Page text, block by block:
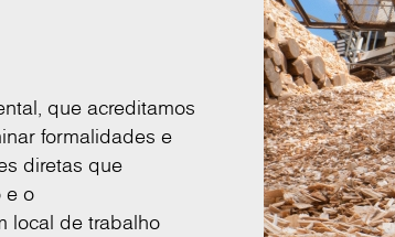
que acreditamos
formalidades e
diretas que
e o
local de trabalho